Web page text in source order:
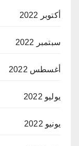
أكتوبر 2022
سبتمبر 2022
أغسطس 2022
يوليو 2022
يونيو 2022